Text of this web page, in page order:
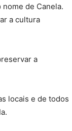
de Canela.
a cultura
a
locais e de todos